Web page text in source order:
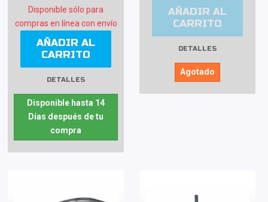
Disponible sólo para
compras en línea con envío
AÑADIR AL
CARRITO
DETALLES
Disponible hasta 14
Días después de tu
compra
AÑADIR AL
CARRITO
DETALLES
Agotado